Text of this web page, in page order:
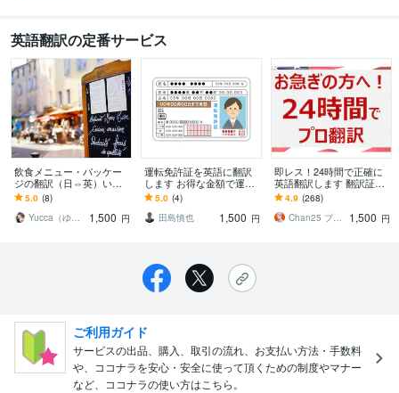
英語翻訳の定番サービス
飲食メニュー・パッケー
ジの翻訳（日⇔英）いた
します 小さな飲食店様、
個人様など、気軽に翻訳
を依頼したい方へ
5.0 (8)
Yucca（ゆっか）
1,500 円
運転免許証を英語に翻訳
します お得な金額で運転
免許証を英文致します！
5.0 (4)
田島慎也
1,500 円
即レス！24時間で正確に
英語翻訳します 翻訳証明 /
海外ビジネス15年 /上場企
業と取引
4.9 (268)
Chan25 プロ翻訳家⭐️
1,500 円
ご利用ガイド
サービスの出品、購入、取引の流れ、お支払い方法・手数料
や、ココナラを安心・安全に使って頂くための制度やマナー
など、ココナラの使い方はこちら。